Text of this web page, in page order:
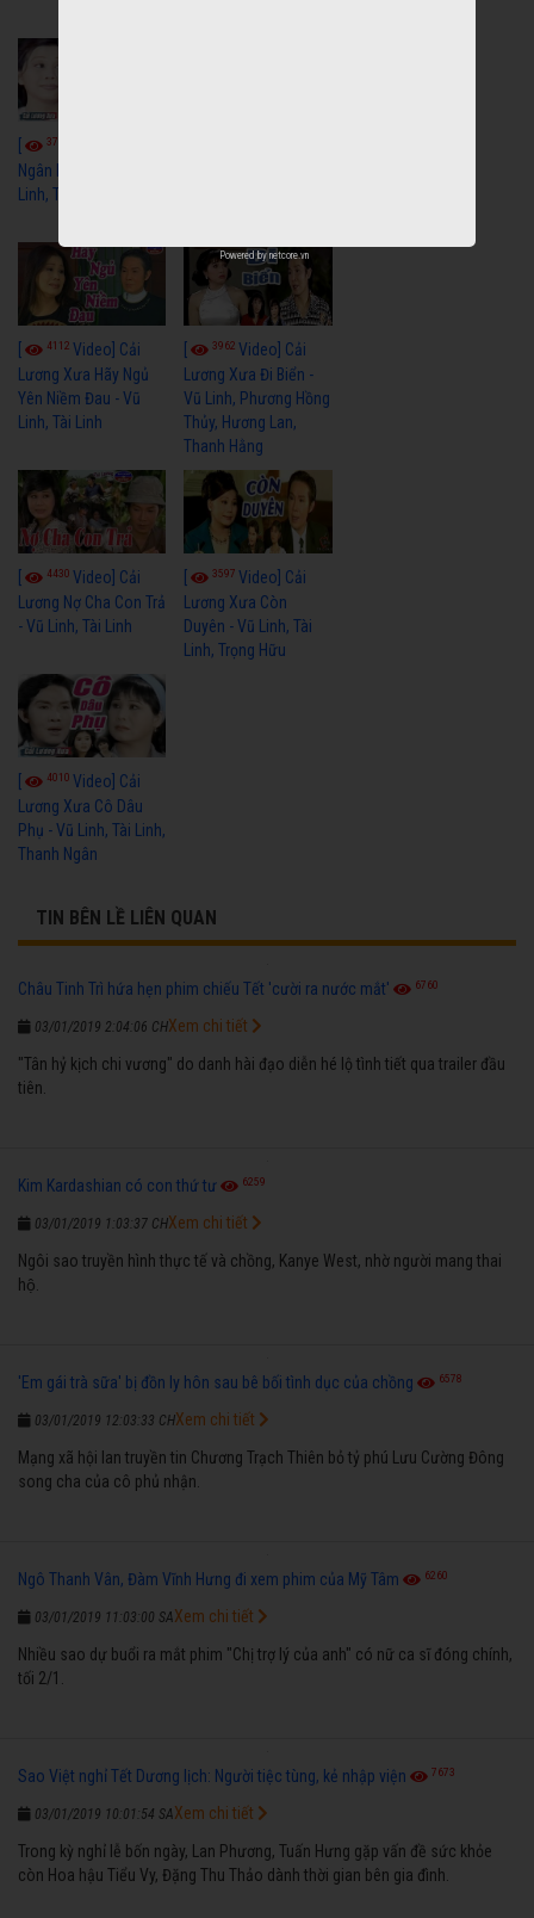
3765
Ngân Hà - Vũ Linh, Tài
Linh, Thoại Mỹ
4112 Video] Cải
Lương Xưa Hãy Ngủ
Yên Niềm Đau - Vũ
Linh, Tài Linh
3962Video] Cải
Lương Xưa Đi Biển -
Vũ Linh, Phương Hồng
Thủy, Hương Lan,
Thanh Hằng
4430 Video] Cải
Lương Nợ Cha Con Trả
- Vũ Linh, Tài Linh
3597Video] Cải
Lương Xưa Còn
Duyên - Vũ Linh, Tài
Linh, Trọng Hữu
[ 4010 Video] Cải
Lương Xưa Cô Dâu
Phụ - Vũ Linh, Tài Linh,
Thanh Ngân
TIN BÊN LỀ LIÊN QUAN
Châu Tinh Trì hứa hẹn phim chiếu Tết 'cười ra nước mắt' 6760
03/01/2019 2:04:06 CH
"Tân hỷ kịch chi vương" do danh hài đạo diễn hé lộ tình tiết qua trailer đầu
tiên.
Xem chi tiết
Kim Kardashian có con thứ tư 6259
03/01/2019 1:03:37 CH
Ngôi sao truyền hình thực tế và chồng, Kanye West, nhờ người mang thai
hộ.
Xem chi tiết
'Em gái trà sữa' bị đồn ly hôn sau bê bối tình dục của chồng 6578
03/01/2019 12:03:33 CH
Mạng xã hội lan truyền tin Chương Trạch Thiên bỏ tỷ phú Lưu Cường Đông
song cha của cô phủ nhận.
Xem chi tiết
Ngô Thanh Vân, Đàm Vĩnh Hưng đi xem phim của Mỹ Tâm 6260
03/01/2019 11:03:00 SA
Nhiều sao dự buổi ra mắt phim "Chị trợ lý của anh" có nữ ca sĩ đóng chính,
tối 2/1.
Xem chi tiết
Sao Việt nghỉ Tết Dương lịch: Người tiệc tùng, kẻ nhập viện 7673
03/01/2019 10:01:54 SA
Trong kỳ nghỉ lễ bốn ngày, Lan Phương, Tuấn Hưng gặp vấn đề sức khỏe
còn Hoa hậu Tiểu Vy, Đặng Thu Thảo dành thời gian bên gia đình.
Xem chi tiết
Powered by netcore.vn